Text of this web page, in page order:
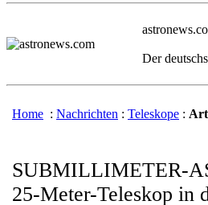
Der
Home : Nachrichten : Teleskope :
SUBMILLIMETER-
25-Meter-Teleskop in